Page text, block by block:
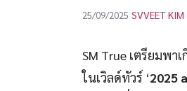
25/09/2025 SVVEET KIM
SM True เตรียมพา
ในเวิลด์ทัวร์ ‘2025